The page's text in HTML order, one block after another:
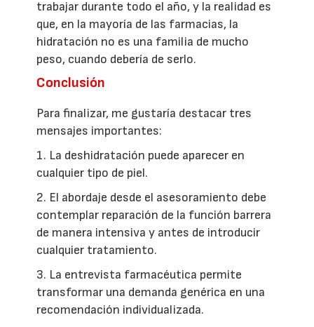
trabajar durante todo el año, y la realidad es
que, en la mayoría de las farmacias, la
hidratación no es una familia de mucho
peso, cuando debería de serlo.
Conclusión
Para finalizar, me gustaría destacar tres
mensajes importantes:
1. La deshidratación puede aparecer en
cualquier tipo de piel.
2. El abordaje desde el asesoramiento debe
contemplar reparación de la función barrera
de manera intensiva y antes de introducir
cualquier tratamiento.
3. La entrevista farmacéutica permite
transformar una demanda genérica en una
recomendación individualizada.